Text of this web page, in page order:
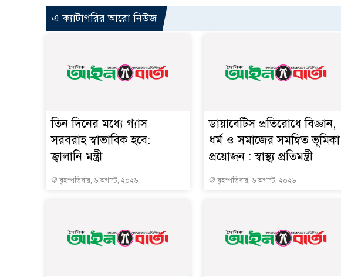
এ ক্যাটাগরির আরো নিউজ
তিন দিনের মধ্যে গ্যাস
সরবরাহ স্বাভাবিক হবে:
জ্বালানি মন্ত্রী
বৃহস্পতিবার, ৬ অগাস্ট, ২০২৬
ডায়াবেটিস প্রতিরোধে বিজ্ঞান,
ধর্ম ও সমাজের সমন্বিত ভূমিকা
প্রয়োজন : স্বাস্থ্য প্রতিমন্ত্রী
বৃহস্পতিবার, ৬ অগাস্ট, ২০২৬